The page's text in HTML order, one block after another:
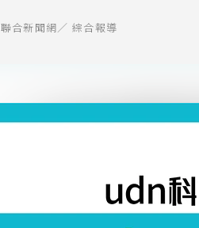
聯合新聞網／ 綜合報導